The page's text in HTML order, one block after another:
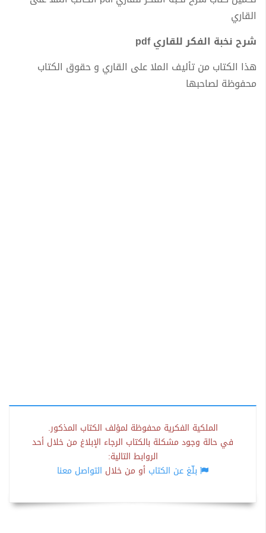
القاري
شرح نخبة الفكر للقاري pdf
هذا الكتاب من تأليف الملا على القاري و حقوق الكتاب
محفوظة لصاحبها
الملكية الفكرية محفوظة لمؤلف الكتاب المذكور.
في حالة وجود مشكلة بالكتاب الرجاء الإبلاغ من خلال أحد
الروابط التالية:
بلّغ عن الكتاب أو من خلال التواصل معنا